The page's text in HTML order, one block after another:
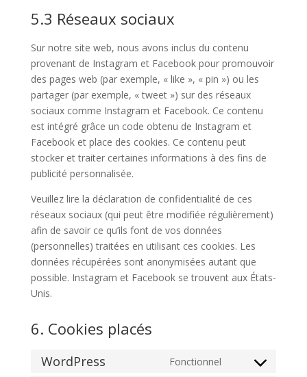
5.3 Réseaux sociaux
Sur notre site web, nous avons inclus du contenu
provenant de Instagram et Facebook pour promouvoir
des pages web (par exemple, « like », « pin ») ou les
partager (par exemple, « tweet ») sur des réseaux
sociaux comme Instagram et Facebook. Ce contenu
est intégré grâce un code obtenu de Instagram et
Facebook et place des cookies. Ce contenu peut
stocker et traiter certaines informations à des fins de
publicité personnalisée.
Veuillez lire la déclaration de confidentialité de ces
réseaux sociaux (qui peut être modifiée régulièrement)
afin de savoir ce qu’ils font de vos données
(personnelles) traitées en utilisant ces cookies. Les
données récupérées sont anonymisées autant que
possible. Instagram et Facebook se trouvent aux États-
Unis.
6. Cookies placés
WordPress Fonctionnel
Consent